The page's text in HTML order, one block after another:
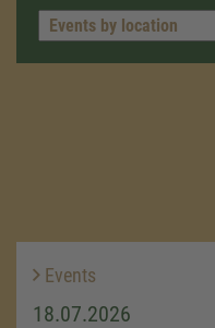
Events
18.07.2026